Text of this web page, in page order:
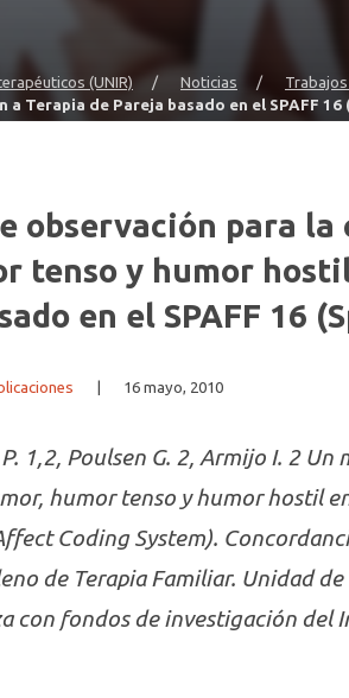
(UNIR) / Noticias /
Terapia de Pareja basado en el SPAFF
observación para
tenso y humor
en el SPAFF 16
16 mayo, 2010
1,2, Poulsen G. 2, Armijo I. 2
humor tenso y humor hostil
Coding System).
de Terapia Familiar. Unidad
con fondos de investigación